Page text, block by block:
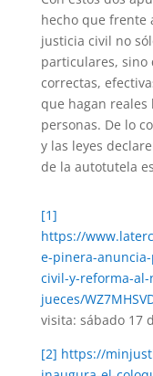
hecho que frente
justicia civil no
particulares, sino
correctas,
que hagan reales
personas. De lo
y las leyes
de la autotutela
[1]
https://
e-pinera-
civil-y-reforma-
jueces/
visita: sábado 17
[2] https://